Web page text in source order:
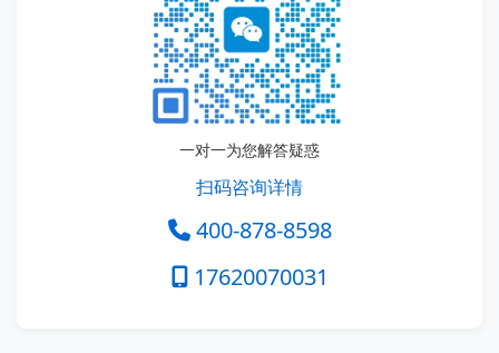
一对一为您解答疑惑
扫码咨询详情
400-878-8598
17620070031